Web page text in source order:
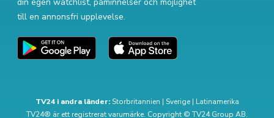
till en annonsfri upplevelse.
TV24 i andra länder: Storbritannien | Sverige| Latinamerika
TV24® är ett registrerat varumärke. Copyright © TV24 Group AB.